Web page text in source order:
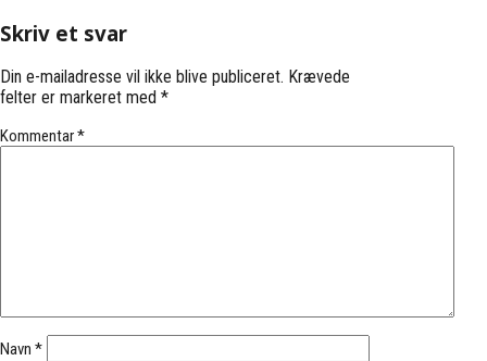
Skriv et svar
Din e-mailadresse vil ikke blive publiceret. Krævede
felter er markeret med *
Kommentar*
Navn *